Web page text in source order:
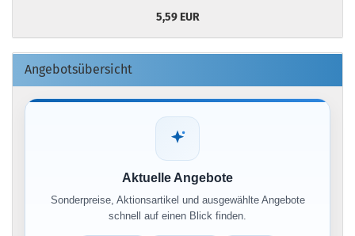
5,59 EUR
Angebotsübersicht
Aktuelle Angebote
Sonderpreise, Aktionsartikel und ausgewählte Angebote
schnell auf einen Blick finden.